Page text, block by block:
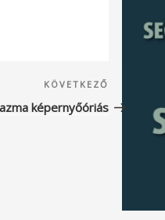
bejegyzés
KÖVETKEZŐ
képernyőóriás